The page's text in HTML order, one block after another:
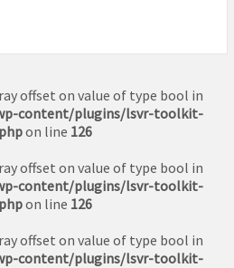
offset on value of type bool in
content/plugins/lsvr-toolkit-
on line 126
offset on value of type bool in
content/plugins/lsvr-toolkit-
on line 126
offset on value of type bool in
content/plugins/lsvr-toolkit-